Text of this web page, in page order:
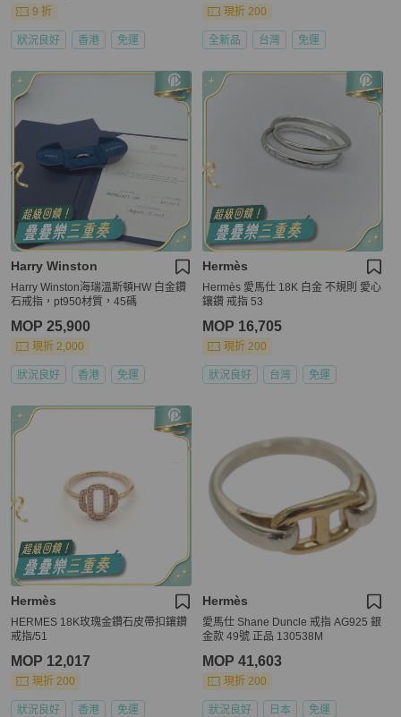
9 折
狀況良好 香港 免運
現折 200
全新品 台灣 免運
Harry Winston
Harry Winston海瑞溫斯頓HW 白金鑽
石戒指，pt950材質，45碼
MOP 25,900
現折 2,000
狀況良好 香港 免運
Hermès
Hermès 愛馬仕 18K 白金 不規則 愛心
鑲鑽 戒指 53
MOP 16,705
現折 200
狀況良好 台灣 免運
Hermès
HERMES 18K玫瑰金鑽石皮帶扣鑲鑽
戒指/51
MOP 12,017
現折 200
狀況良好 香港 免運
Hermès
愛馬仕 Shane Duncle 戒指 AG925 銀
金款 49號 正品 130538M
MOP 41,603
現折 200
狀況良好 日本 免運